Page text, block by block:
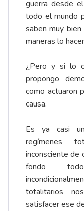
guerra desde
todo el mundo
saben muy
maneras lo
¿Pero y si lo
propongo
como actuaron
causa.
Es ya casi
regímenes
inconsciente de
fondo
totalitarios
satisfacer ese